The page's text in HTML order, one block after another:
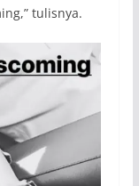
tulisnya.